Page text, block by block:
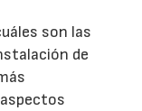
son las
de